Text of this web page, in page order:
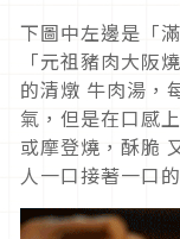
下圖中左邊是「
「元祖豬肉大阪
的清燉 牛肉湯，
氣，但是在口感
或摩登燒，酥脆
人一口接著一口